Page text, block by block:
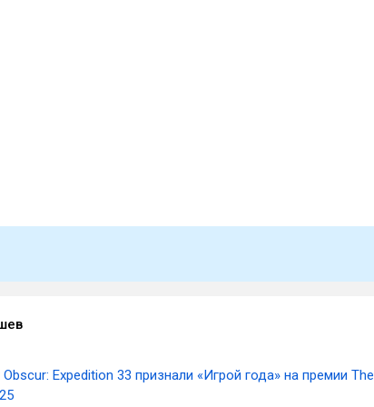
Obscur: Expedition 33 признали «Игрой года» на премии The